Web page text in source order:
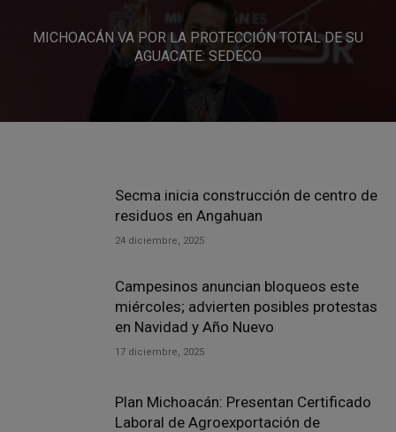
MICHOACÁN VA POR LA PROTECCIÓN TOTAL DE SU
AGUACATE: SEDECO
Secma inicia construcción de centro de
residuos en Angahuan
24 diciembre, 2025
Campesinos anuncian bloqueos este
miércoles; advierten posibles protestas
en Navidad y Año Nuevo
17 diciembre, 2025
Plan Michoacán: Presentan Certificado
Laboral de Agroexportación de